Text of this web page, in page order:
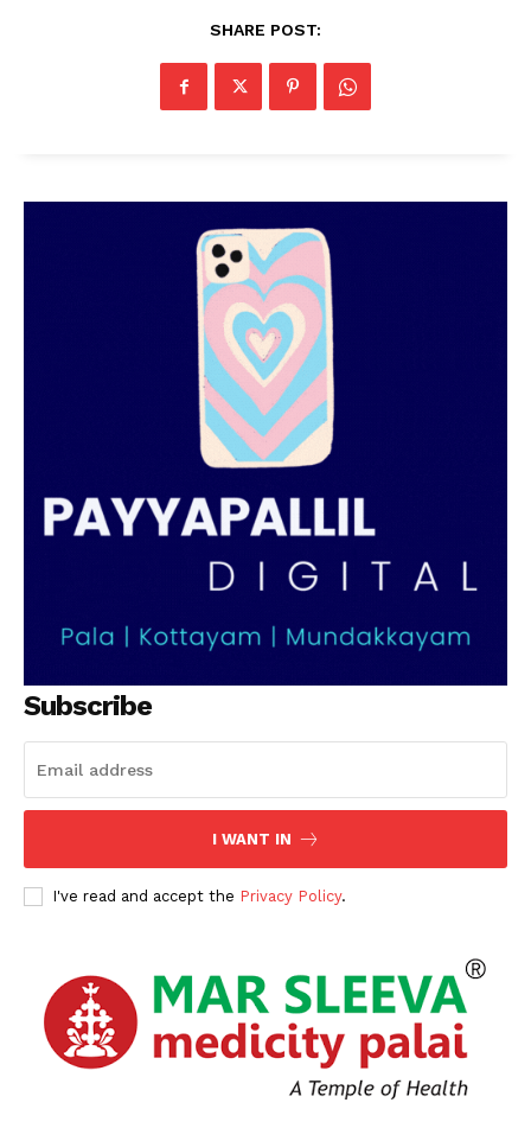
Grievance Redressal
SHARE POST:
Subscribe
I WANT IN
I've read and accept the Privacy Policy.